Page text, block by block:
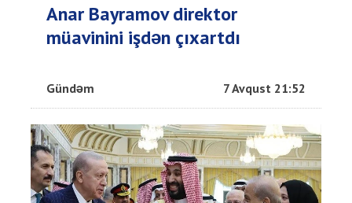
Anar Bayramov direktor
müavinini işdən çıxartdı
Gündəm 7 Avqust 21:52